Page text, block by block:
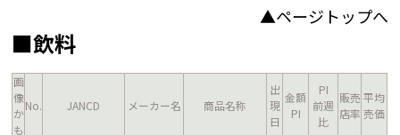
▲ページトップへ
■飲料
画
像
か
も
No. JANCD メーカー名 商品名称
出
現
日
金額
PI
PI
前週
比
販売
店率
平均
売価